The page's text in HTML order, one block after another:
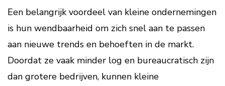
Een belangrijk voordeel van kleine ondernemingen
is hun wendbaarheid om zich snel aan te passen
aan nieuwe trends en behoeften in de markt.
Doordat ze vaak minder log en bureaucratisch zijn
dan grotere bedrijven, kunnen kleine